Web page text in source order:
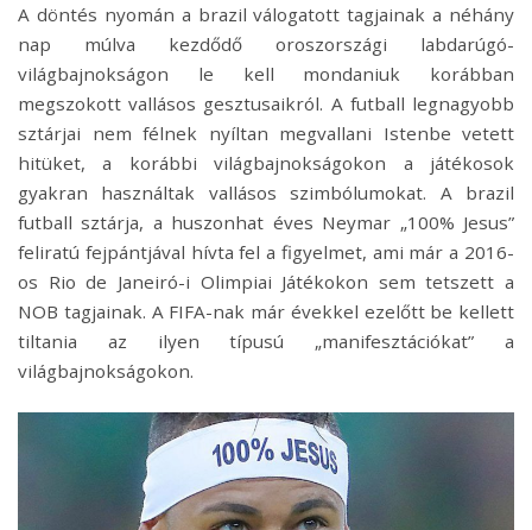
A döntés nyomán a brazil válogatott tagjainak a néhány
nap múlva kezdődő oroszországi labdarúgó-
világbajnokságon le kell mondaniuk korábban
megszokott vallásos gesztusaikról. A futball legnagyobb
sztárjai nem félnek nyíltan megvallani Istenbe vetett
hitüket, a korábbi világbajnokságokon a játékosok
gyakran használtak vallásos szimbólumokat. A brazil
futball sztárja, a huszonhat éves Neymar „100% Jesus”
feliratú fejpántjával hívta fel a figyelmet, ami már a 2016-
os Rio de Janeiró-i Olimpiai Játékokon sem tetszett a
NOB tagjainak. A FIFA-nak már évekkel ezelőtt be kellett
tiltania az ilyen típusú „manifesztációkat” a
világbajnokságokon.